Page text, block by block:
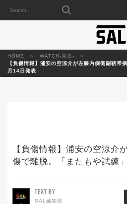
HOME
WATCH-見る-
【負傷情報】浦安の空涼介が左膝内側側副靭帯
月14日発表
【負傷情報】浦安の空涼介
傷で離脱。「またもや試練
TEXT BY
SAL編集部